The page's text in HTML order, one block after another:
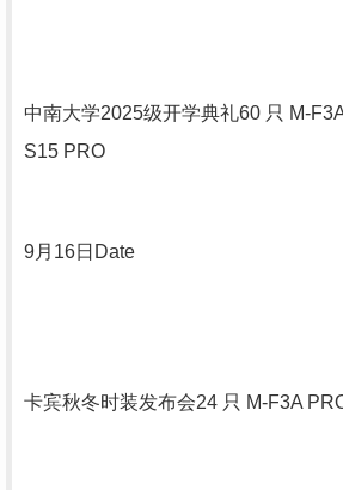
中南大学2025级开学典礼60 只 M-
S15 PRO
9月 16日 Date
卡宾秋冬时装发布会24 只 M-F3A